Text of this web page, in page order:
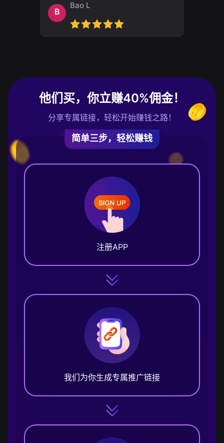
B
Bao L
他们买，你立赚40%佣金！
分享专属链接，轻松开始赚钱之路！
简单三步，轻松赚钱
注册APP
我们为你生成专属推广链接